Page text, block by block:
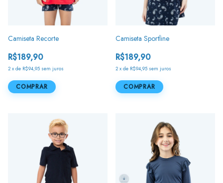
Camiseta Recorte
R$189,90
2 x de R$94,95 sem juros
COMPRAR
Camiseta Sportline
R$189,90
2 x de R$94,95 sem juros
COMPRAR